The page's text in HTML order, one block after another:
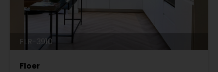
FLR-3910
Floer